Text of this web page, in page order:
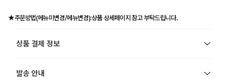
★주문방법(메뉴미변경/메뉴변경):상품 상세페이지 참고 부탁드립니다.
상품 결제 정보
발송 안내